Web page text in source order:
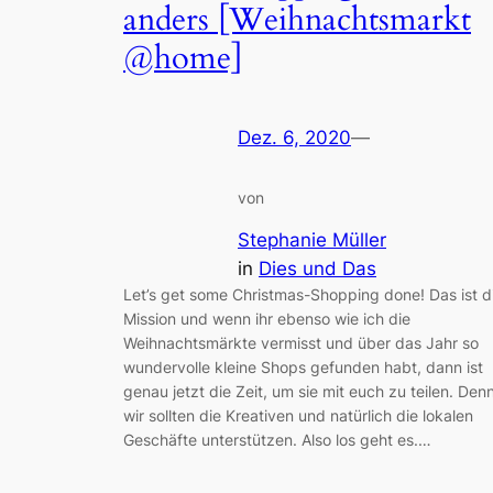
anders [Weihnachtsmarkt
@home]
Dez. 6, 2020—
von
Stephanie Müller
in Dies und Das
Let’s get some Christmas-Shopping done! Das ist
Mission und wenn ihr ebenso wie ich die
Weihnachtsmärkte vermisst und über das Jahr so
wundervolle kleine Shops gefunden habt, dann ist
genau jetzt die Zeit, um sie mit euch zu teilen.
wir sollten die Kreativen und natürlich die lokalen
Geschäfte unterstützen. Also los geht es.…